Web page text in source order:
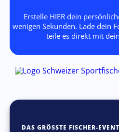
Erstelle HIER dein
wenigen Sekunden. Lade dein
teile es direkt mit
DAS GRÖSSTE FISCHER-